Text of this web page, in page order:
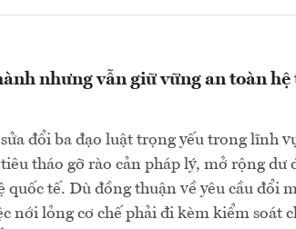
nhưng vẫn giữ vững an toàn hệ
đổi ba đạo luật trọng yếu trong lĩnh
tháo gỡ rào cản pháp lý, mở rộng dư
quốc tế. Dù đồng thuận về yêu cầu đổi
nới lỏng cơ chế phải đi kèm kiểm soát